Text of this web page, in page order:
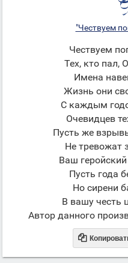
"Чествуем
Чествуем
Тех, кто пал,
Имена
Жизнь они
С каждым
Очевидцев
Пусть же
Не тревожат
Ваш
Пусть года
Но сирени
В вашу честь
Автор данного
